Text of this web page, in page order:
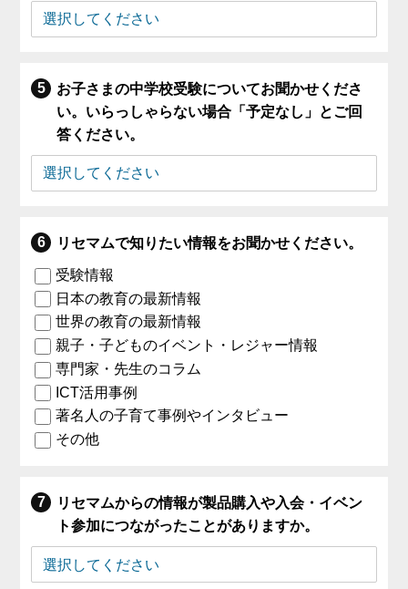
お子さまの中学校受験についてお聞かせくださ
い。いらっしゃらない場合「予定なし」とご回
答ください。
リセマムで知りたい情報をお聞かせください。
受験情報
日本の教育の最新情報
世界の教育の最新情報
親子・子どものイベント・レジャー情報
専門家・先生のコラム
ICT活用事例
著名人の子育て事例やインタビュー
その他
リセマムからの情報が製品購入や入会・イベン
ト参加につながったことがありますか。